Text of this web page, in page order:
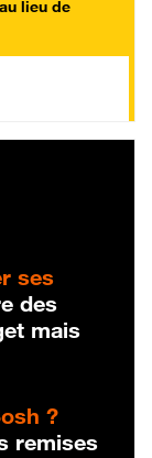
lieu de
ses
des
mais
?
remises